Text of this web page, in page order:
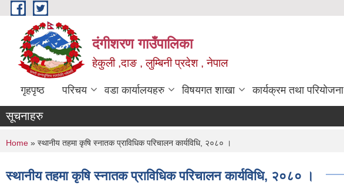
Skip to main content
दंगीशरण गाउँपालिका
हेकुली ,दाङ , लुम्बिनी प्रदेश , नेपाल
गृहपृष्ठ परिचय वडा कार्यालयहरु विषयगत शाखा कार्यक्रम तथा परियोजना
सूचनाहरु
You are here
Home » स्थानीय तहमा कृषि स्नातक प्राविधिक परिचालन कार्यविधि, २०८० ।
स्थानीय तहमा कृषि स्नातक प्राविधिक परिचालन कार्यविधि, २०८० ।